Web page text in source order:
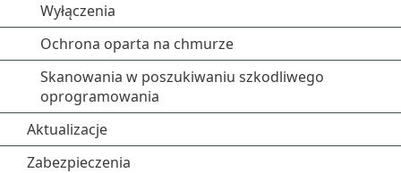
Wyłączenia
Ochrona oparta na chmurze
Skanowania w poszukiwaniu szkodliwego
oprogramowania
Aktualizacje
Zabezpieczenia